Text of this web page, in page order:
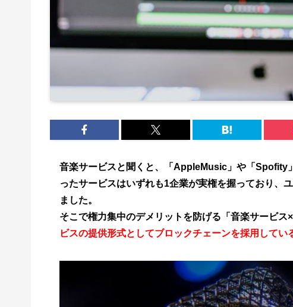
音楽サービスと聞くと、「AppleMusic」や「Spofity
ったサービスはいずれも1企業が実権を握っており、
ました。
そこで権力集中のデメリットを防げる「音楽サービス
ビスの提供形式としてブロックチェーンを採用して